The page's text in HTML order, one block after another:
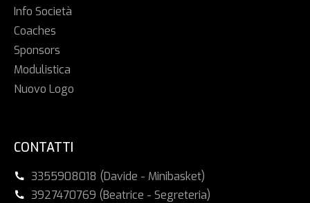
Info Società
Coaches
Sponsors
Modulistica
Nuovo Logo
CONTATTI
3355908018 (Davide - Minibasket)
3927470769 (Beatrice - Segreteria)